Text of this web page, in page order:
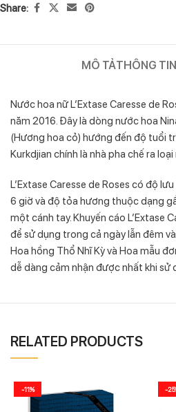
Share:
MÔ TẢTHÔNG
Nước hoa nữ L’Extase Caresse de
năm 2016. Đây là dòng nước hoa
(Hương hoa cỏ) hướng đến độ tuổi
Kurkdjian chính là nhà pha chế ra
L’Extase Caresse de Roses có độ
6 giờ và độ tỏa hương thuộc dạng
một cánh tay. Khuyến cáo L’Extase
để sử dụng trong cả ngày lẫn đêm
Hoa hồng Thổ Nhĩ Kỳ và Hoa mẫu
dễ dàng cảm nhận được nhất khi sử
RELATED PRODUCTS
-11% -